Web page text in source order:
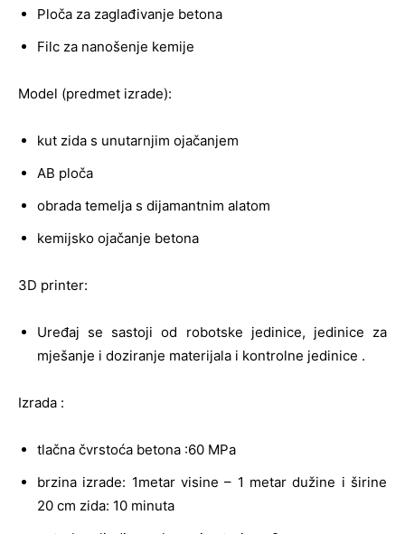
Ploča za zaglađivanje betona
Filc za nanošenje kemije
Model (predmet izrade):
kut zida s unutarnjim ojačanjem
AB ploča
obrada temelja s dijamantnim alatom
kemijsko ojačanje betona
3D printer:
Uređaj se sastoji od robotske jedinice, jedinice za
mješanje i doziranje materijala i kontrolne jedinice .
Izrada :
tlačna čvrstoća betona :60 MPa
brzina izrade: 1metar visine – 1 metar dužine i širine
20 cm zida: 10 minuta